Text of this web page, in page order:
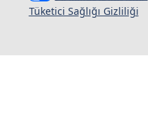
Tüketici Sağlığı Gizliliği